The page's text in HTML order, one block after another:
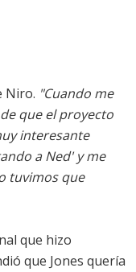
Niro. "Cuando me
que el proyecto
interesante
a Ned' y me
tuvimos que
que hizo
que Jones quería